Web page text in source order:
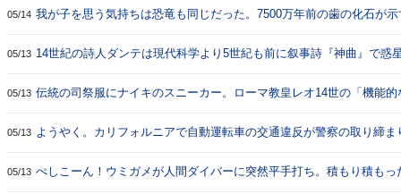
05/14 我が子を思う気持ちは恐竜も同じだった。7500万年前の歯の化石が
05/13 14世紀の詩人ダンテは現代科学より5世紀も前に叙事詩『神曲』で惑
05/13 伝統の司祭服にナイキのスニーカー。ローマ教皇レオ14世の「機能
05/13 ようやく。カリフォルニアで自動運転車の交通違反が警察の取り締ま
05/13 ぺしこーん！ウミガメが人間ダイバーに突然平手打ち。積もり積もっ